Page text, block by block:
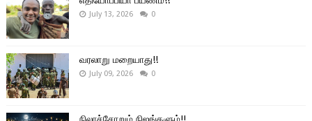
July 13, 2026 0
வரலாறு மறையாது!!
July 09, 2026 0
நிலாச்சோறும் நிஜங்களும்!!